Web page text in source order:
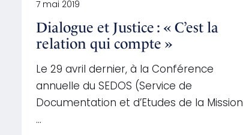
7 mai 2019
Dialogue et Justice : « C’est la
relation qui compte »
Le 29 avril dernier, à la Conférence
annuelle du SEDOS (Service de
Documentation et d’Etudes de la Mission
…